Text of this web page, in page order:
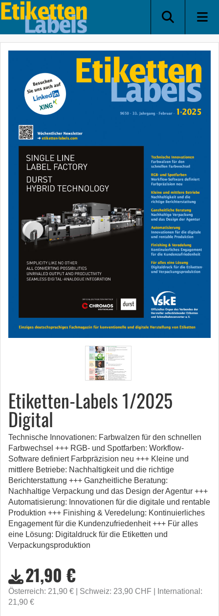
Etiketten-Labels 1/2025
Digital
Technische Innovationen: Farbwalzen für den schnellen
Farbwechsel +++ RGB- und Spotfarben: Workflow-
Software definiert Farbpräzision neu +++ Kleine und
mittlere Betriebe: Nachhaltigkeit und die richtige
Berichterstattung +++ Ganzheitliche Beratung:
Nachhaltige Verpackung und das Design der Agentur +++
Automatisierung: Innovationen für die digitale und rentable
Produktion +++ Finishing & Veredelung: Kontinuierliches
Engagement für die Kundenzufriedenheit +++ Für alles
eine Lösung: Digitaldruck für die Etiketten und
Verpackungsproduktion
21,90 €
Österreich: 21,90 € Schweiz: 23,90 CHF
International:
21,90 €